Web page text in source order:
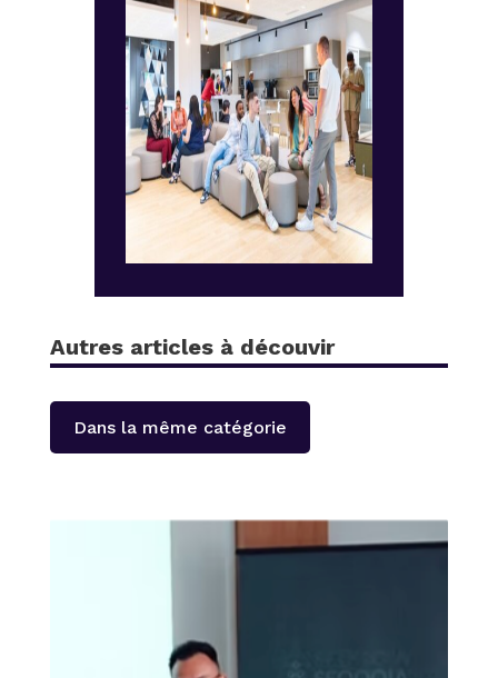
Autres articles à découvir
Dans la même catégorie